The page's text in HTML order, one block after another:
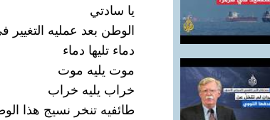
يا سادتي
الوطن بعد عمليه التغيير في 2003 لم يهنئ بيوم واحد من
دماء تليها دماء
موت يليه موت
خراب يليه خراب
طائفيه تنخر نسيج هذا